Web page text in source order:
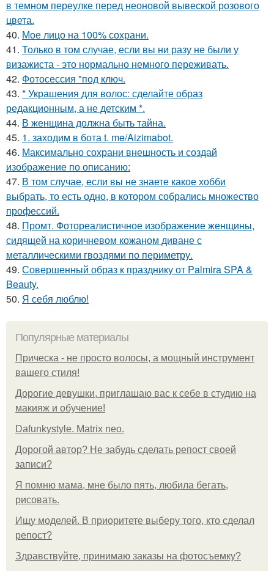
в темном переулке перед неоновой вывеской розового
цвета.
40. Мое лицо на 100% сохрани.
41. Только в том случае, если вы ни разу не были у
визажиста - это нормально немного переживать.
42. Фотосессия "под ключ.
43. * Украшения для волос: сделайте образ
редакционным, а не детским *.
44. В женщина должна быть тайна.
45. 1. заходим в бота t. me/Aizimabot.
46. Максимально сохрани внешность и создай
изображение по описанию:
47. В том случае, если вы не знаете какое хобби
выбрать, то есть одно, в котором собрались множество
профессий.
48. Промт. Фотореалистичное изображение женщины,
сидящей на коричневом кожаном диване с
металлическими гвоздями по периметру.
49. Совершенный образ к празднику от Palmira SPA &
Beauty.
50. Я себя люблю!
Популярные материалы
Прическа - не просто волосы, а мощный инструмент
вашего стиля!
Дорогие девушки, приглашаю вас к себе в студию на
макияж и обучение!
Dafunkystyle. Matrix neo.
Дорогой автор? Не забудь сделать репост своей
записи?
Я помню мама, мне было пять, любила бегать,
рисовать.
Ищу моделей. В приоритете выберу того, кто сделал
репост?
Здравствуйте, принимаю заказы на фотосъемку?